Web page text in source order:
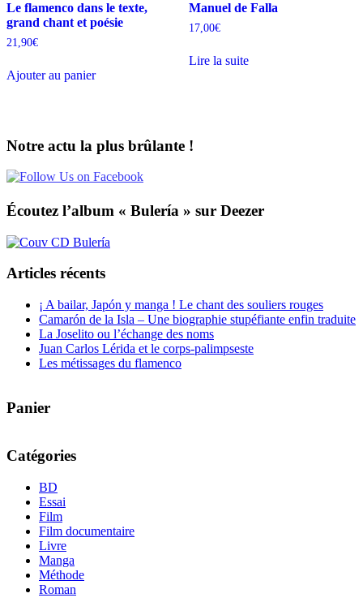
Le flamenco dans le texte,
grand chant et poésie
21,90€
Ajouter au panier
Manuel de Falla
17,00€
Lire la suite
Notre actu la plus brûlante !
Écoutez l’album « Bulería » sur Deezer
Articles récents
¡ A bailar, Japón y manga ! Le chant des souliers rouges
Camarón de la Isla – Une biographie stupéfiante enfin traduite
La Joselito ou l’échange des noms
Juan Carlos Lérida et le corps-palimpseste
Les métissages du flamenco
Panier
Catégories
BD
Essai
Film
Film documentaire
Livre
Manga
Méthode
Roman